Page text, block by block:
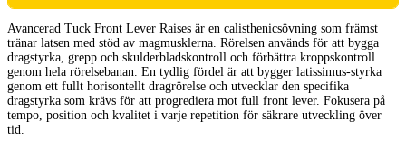
Avancerad Tuck Front Lever Raises är en calisthenicsövning som främst
tränar latsen med stöd av magmusklerna. Rörelsen används för att bygga
dragstyrka, grepp och skulderbladskontroll och förbättra kroppskontroll
genom hela rörelsebanan. En tydlig fördel är att bygger latissimus-styrka
genom ett fullt horisontellt dragrörelse och utvecklar den specifika
dragstyrka som krävs för att progrediera mot full front lever. Fokusera på
tempo, position och kvalitet i varje repetition för säkrare utveckling över
tid.